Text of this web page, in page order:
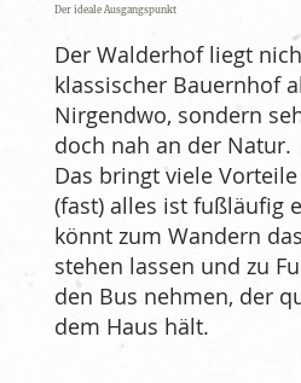
Der ideale Ausgangspunkt
Der Walderhof liegt
klassischer Bauernhof
Nirgendwo, sondern
doch nah an der Natur.
Das bringt viele
(fast) alles ist fußläufig
könnt zum Wandern
stehen lassen und zu
den Bus nehmen, der
dem Haus hält.